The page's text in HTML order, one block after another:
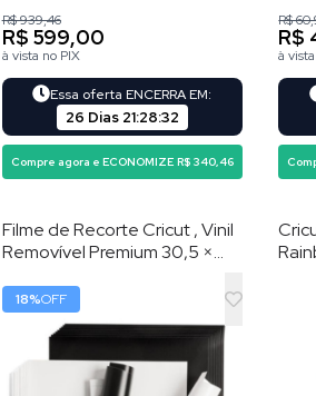
R$ 939,46
R$ 599,00
à vista no PIX
Essa oferta ENCERRA EM:
26 Dias 21:28:31
Compre agora e ECONOMIZE R$ 340,46
R$
R$
à
Filme de Recorte Cricut , Vinil
Removível Premium 30,5 ×
Branco
18%OFF